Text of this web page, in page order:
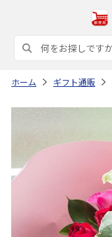
ホーム ギフト通販